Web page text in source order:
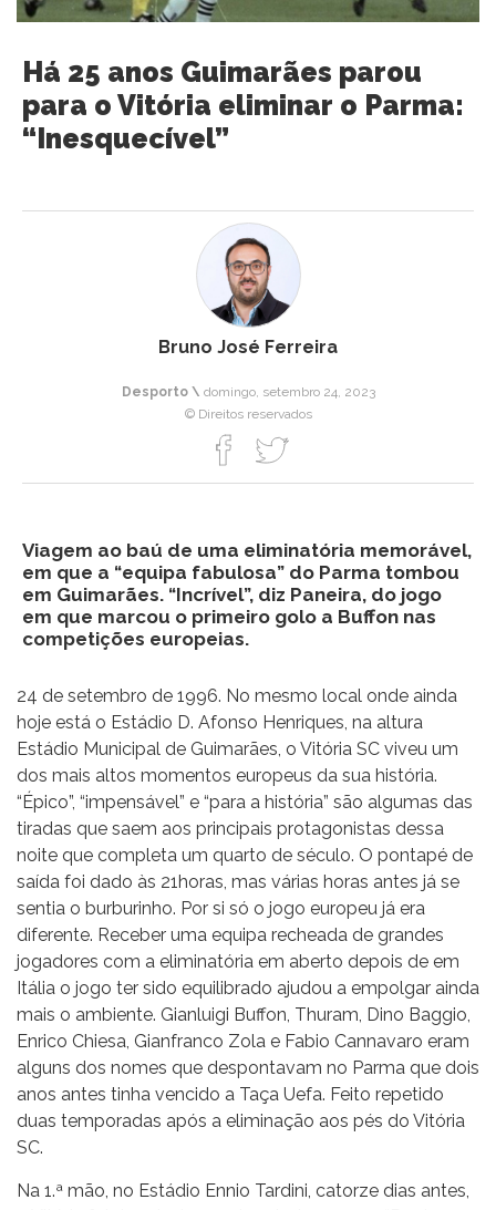
Há 25 anos Guimarães parou
para o Vitória eliminar o Parma:
“Inesquecível”
Bruno José Ferreira
Desporto \ domingo, setembro 24, 2023
© Direitos reservados
Viagem ao baú de uma eliminatória memorável,
em que a “equipa fabulosa” do Parma tombou
em Guimarães. “Incrível”, diz Paneira, do jogo
em que marcou o primeiro golo a Buffon nas
competições europeias.
24 de setembro de 1996. No mesmo local onde ainda
hoje está o Estádio D. Afonso Henriques, na altura
Estádio Municipal de Guimarães, o Vitória SC viveu um
dos mais altos momentos europeus da sua história.
“Épico”, “impensável” e “para a história” são algumas das
tiradas que saem aos principais protagonistas dessa
noite que completa um quarto de século. O pontapé de
saída foi dado às 21horas, mas várias horas antes já se
sentia o burburinho. Por si só o jogo europeu já era
diferente. Receber uma equipa recheada de grandes
jogadores com a eliminatória em aberto depois de em
Itália o jogo ter sido equilibrado ajudou a empolgar ainda
mais o ambiente. Gianluigi Buffon, Thuram, Dino Baggio,
Enrico Chiesa, Gianfranco Zola e Fabio Cannavaro eram
alguns dos nomes que despontavam no Parma que dois
anos antes tinha vencido a Taça Uefa. Feito repetido
duas temporadas após a eliminação aos pés do Vitória
SC.
Na 1.ª mão, no Estádio Ennio Tardini, catorze dias antes,